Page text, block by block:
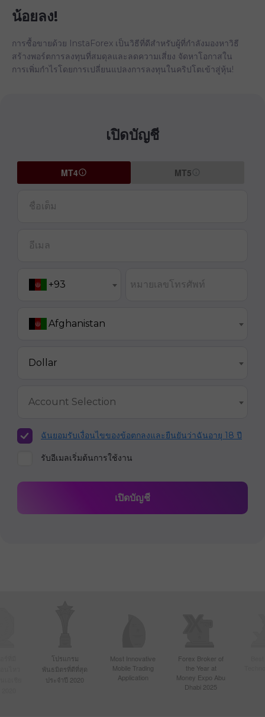
น้อยลง!
การซื้อขายด้วย InstaForex เป็นวิธีที่ดีสำหรับผู้ที่กำลังมองหาวิธี
สร้างพอร์ตการลงทุนที่สมดุลและลดความเสี่ยง จัดหาโอกาสใน
การเพิ่มกำไรโดยการเปลี่ยนแปลงการลงทุนในคริปโตเข้าสู่หุ้น!
เปิดบัญชี
MT4 MT5
ชื่อเต็ม
อีเมล
+93 หมายเลขโทรศัพท์
Afghanistan
Dollar
Account Selection
ฉันยอมรับเงื่อนไขของข้อตกลงและยืนยันว่าฉันอายุ 18 ปี
รับอีเมลเริ่มต้นการใช้งาน
โปรแกรม
พันธมิตรที่ดีที่สุด
ประจำปี 2020
Most Innovative
Mobile Trading
Application
Forex Broker of
the Year at
Money Expo Abu
Dhabi 2025